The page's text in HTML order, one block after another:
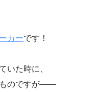
カーです！
いた時に、
ものですが——